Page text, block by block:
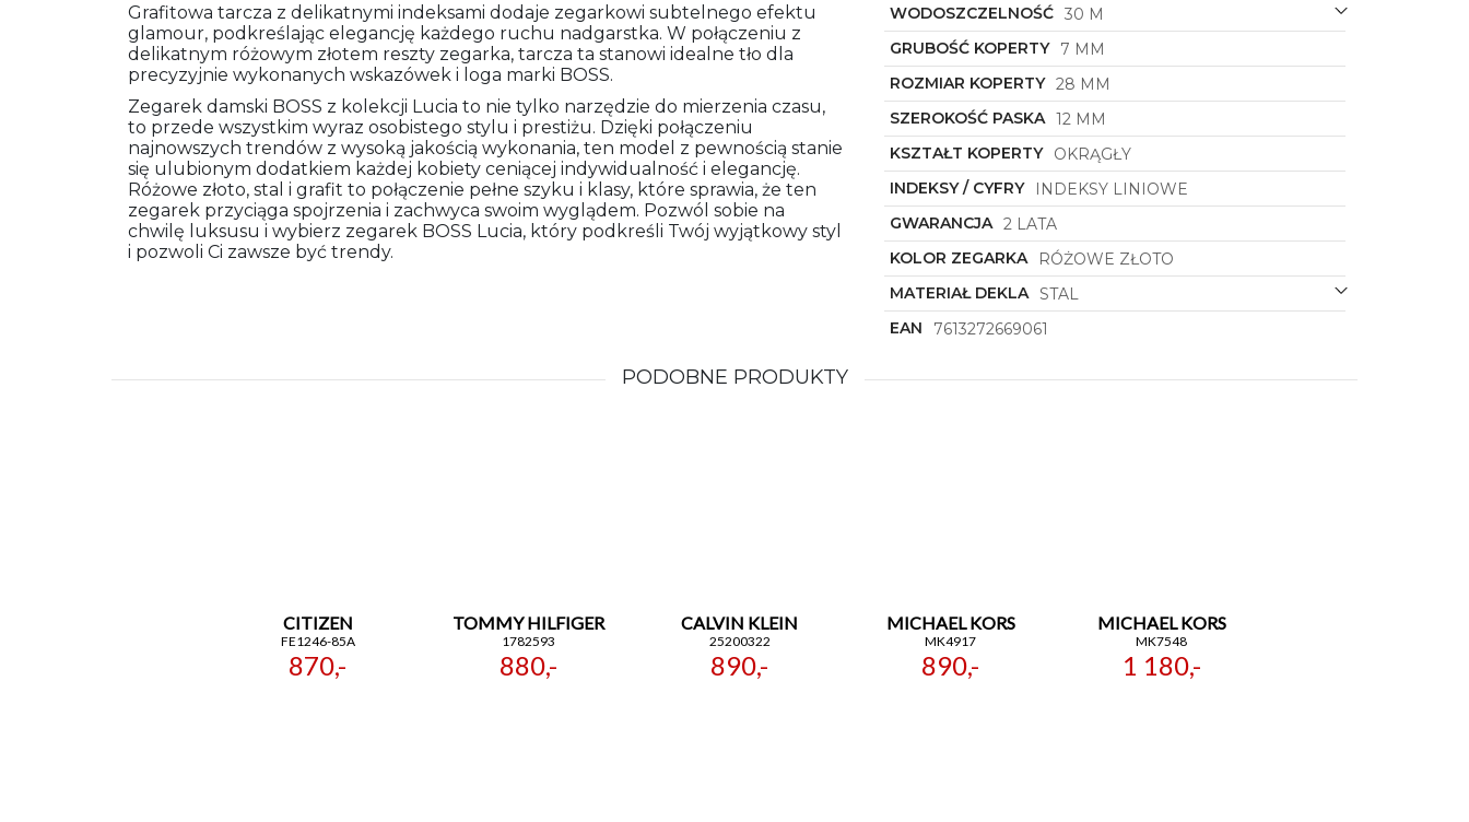
Grafitowa tarcza z delikatnymi indeksami dodaje zegarkowi subtelnego efektu
glamour, podkreślając elegancję każdego ruchu nadgarstka. W połączeniu z
delikatnym różowym złotem reszty zegarka, tarcza ta stanowi idealne tło dla
precyzyjnie wykonanych wskazówek i loga marki BOSS.
Zegarek damski BOSS z kolekcji Lucia to nie tylko narzędzie do mierzenia czasu,
to przede wszystkim wyraz osobistego stylu i prestiżu. Dzięki połączeniu
najnowszych trendów z wysoką jakością wykonania, ten model z pewnością stanie
się ulubionym dodatkiem każdej kobiety ceniącej indywidualność i elegancję.
Różowe złoto, stal i grafit to połączenie pełne szyku i klasy, które sprawia, że ten
zegarek przyciąga spojrzenia i zachwyca swoim wyglądem. Pozwól sobie na
chwilę luksusu i wybierz zegarek BOSS Lucia, który podkreśli Twój wyjątkowy styl
i pozwoli Ci zawsze być trendy.
WODOSZCZELNOŚĆ 30 M
GRUBOŚĆ KOPERTY
7 MM
ROZMIAR KOPERTY 28 MM
SZEROKOŚĆ PASKA 12 MM
KSZTAŁT KOPERTY
OKRĄGŁY
INDEKSY / CYFRY
INDEKSY LINIOWE
GWARANCJA 2 LATA
KOLOR ZEGARKA
RÓŻOWE ZŁOTO
MATERIAŁ DEKLA STAL
EAN
7613272669061
PODOBNE PRODUKTY
CITIZEN
FE1246-85A
870,-
TOMMY HILFIGER
1782593
880,-
CALVIN KLEIN
25200322
890,-
MICHAEL KORS
MK4917
890,-
MICHAEL KORS
MK7548
1 180,-